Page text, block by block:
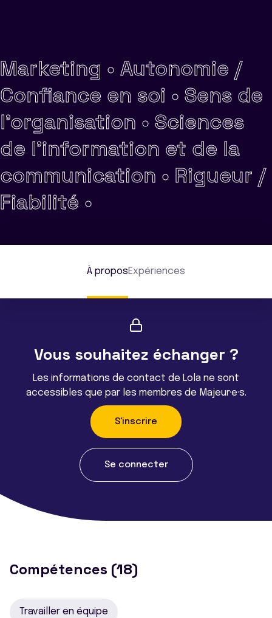
Marketing • Autonomie /
Confiance en soi • Sens de
l'organisation • Sciences
de l'information et de la
communication • Rigueur /
Fiabilité •
À proposExpériences
Vous souhaitez échanger ?
Les informations de contact de Lola ne sont
accessibles que par les membres de Majeur·e·s.
S'inscrire
Se connecter
Compétences (18)
Travailler en équipe